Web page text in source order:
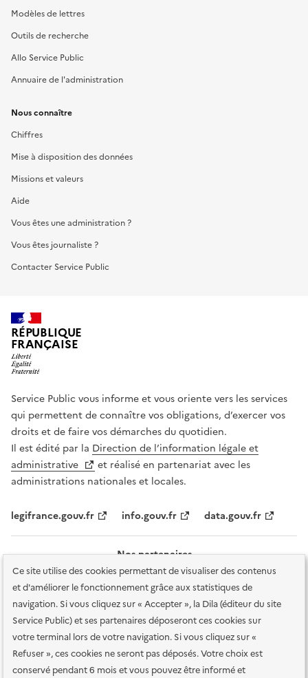
Ce site utilise des cookies permettant de visualiser des contenus
et d'améliorer le fonctionnement grâce aux statistiques de
navigation. Si vous cliquez sur « Accepter », la Dila (éditeur du site
Service Public) et ses partenaires déposeront ces cookies sur
votre terminal lors de votre navigation. Si vous cliquez sur «
Refuser », ces cookies ne seront pas déposés. Votre choix est
conservé pendant 6 mois et vous pouvez être informé et
Modèles de lettres
Outils de recherche
Allo Service Public
Annuaire de l'administration
Nous connaître
Chiffres
Mise à disposition des données
Missions et valeurs
Aide
Vous êtes une administration ?
Vous êtes journaliste ?
Contacter Service Public
RÉPUBLIQUE
FRANÇAISE
Service Public vous informe et vous oriente vers les services
qui permettent de connaître vos obligations, d’exercer vos
droits et de faire vos démarches du quotidien.
Il est édité par la Direction de l’information légale et
administrative
et réalisé en partenariat avec les
administrations nationales et locales.
legifrance.gouv.fr info.gouv.fr data.gouv.fr
Nos partenaires
Plan du site Accessibilité : totalement conforme
Accessibilité des
services en ligne Mentions légales Données personnelles et sécurité